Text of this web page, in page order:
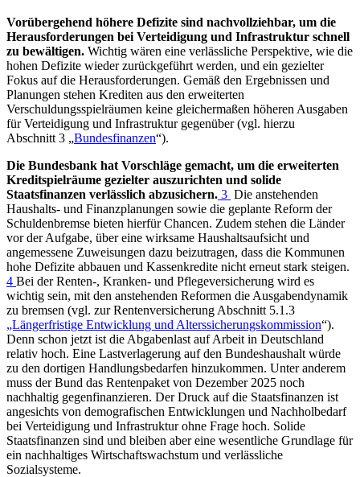
Vorübergehend höhere Defizite sind nachvollziehbar, um die
Herausforderungen bei Verteidigung und Infrastruktur schnell
zu bewältigen. Wichtig wären eine verlässliche Perspektive, wie die
hohen Defizite wieder zurückgeführt werden, und ein gezielter
Fokus auf die Herausforderungen. Gemäß den Ergebnissen und
Planungen stehen Krediten aus den erweiterten
Verschuldungsspielräumen keine gleichermaßen höheren Ausgaben
für Verteidigung und Infrastruktur gegenüber (vgl. hierzu
Abschnitt 3 „Bundesfinanzen“).
Die Bundesbank hat Vorschläge gemacht, um die erweiterten
Kreditspielräume gezielter auszurichten und solide
Staatsfinanzen verlässlich abzusichern. 3 Die anstehenden
Haushalts- und Finanzplanungen sowie die geplante Reform der
Schuldenbremse bieten hierfür Chancen. Zudem stehen die Länder
vor der Aufgabe, über eine wirksame Haushaltsaufsicht und
angemessene Zuweisungen dazu beizutragen, dass die Kommunen
hohe Defizite abbauen und Kassenkredite nicht erneut stark steigen.
4 Bei der Renten-, Kranken- und Pflegeversicherung wird es
wichtig sein, mit den anstehenden Reformen die Ausgabendynamik
zu bremsen (vgl. zur Rentenversicherung Abschnitt 5.1.3
„Längerfristige Entwicklung und Alterssicherungskommission“).
Denn schon jetzt ist die Abgabenlast auf Arbeit in Deutschland
relativ hoch. Eine Lastverlagerung auf den Bundeshaushalt würde
zu den dortigen Handlungsbedarfen hinzukommen. Unter anderem
muss der Bund das Rentenpaket von Dezember 2025 noch
nachhaltig gegenfinanzieren. Der Druck auf die Staatsfinanzen ist
angesichts von demografischen Entwicklungen und Nachholbedarf
bei Verteidigung und Infrastruktur ohne Frage hoch. Solide
Staatsfinanzen sind und bleiben aber eine wesentliche Grundlage für
ein nachhaltiges Wirtschaftswachstum und verlässliche
Sozialsysteme.